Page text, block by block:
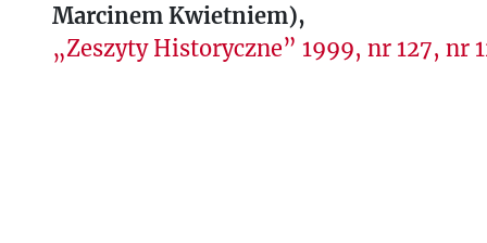
Marcinem Kwietniem),
„Zeszyty Historyczne” 1999, nr 127, nr